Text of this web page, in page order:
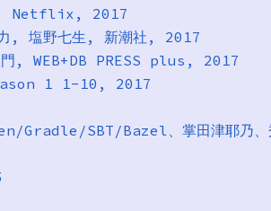
Netflix, 2017
, 塩野七生, 新潮社, 2017
, WEB+DB PRESS plus, 2017
1 1-10, 2017
Gradle/SBT/Bazel、掌田津耶乃、